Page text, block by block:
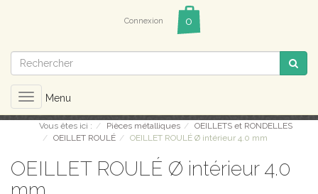
Connexion
Toggle
navigation
Menu
Vous êtes ici : Pièces métalliques
OEILLETS et RONDELLES
OEILLET ROULÉ
OEILLET ROULÉ Ø intérieur 4.0 mm
OEILLET ROULÉ Ø intérieur 4.0